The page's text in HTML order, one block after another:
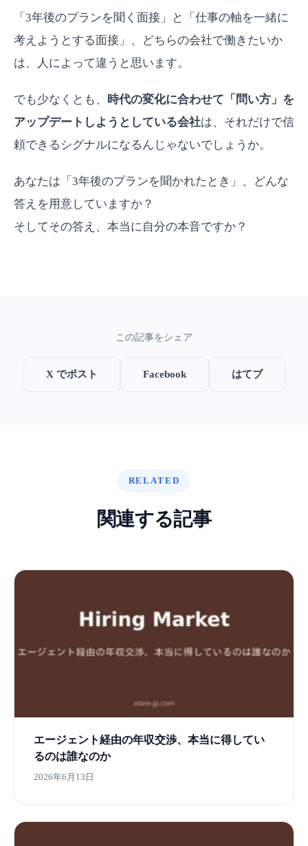
「3年後のプランを聞く面接」と「仕事の軸を一緒に
考えようとする面接」、どちらの会社で働きたいか
は、人によって違うと思います。
でも少なくとも、 時代の変化に合わせて「問い方」を
アップデートしようとしている会社は、それだけで信
頼できるシグナルになるんじゃないでしょうか。
あなたは「3年後のプランを聞かれたとき」、どんな
答えを用意していますか？
そしてその答え、本当に自分の本音ですか？
この記事をシェア
X でポスト Facebook はてブ
RELATED
関連する記事
エージェント経由の年収交渉、本当に得してい
るのは誰なのか
2026年6月13日